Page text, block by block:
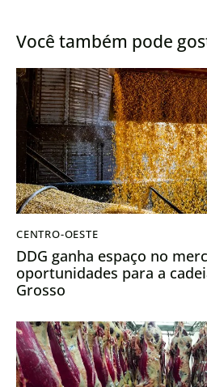
Você também pode
CENTRO-OESTE
DDG ganha espaço no
oportunidades para a
Grosso